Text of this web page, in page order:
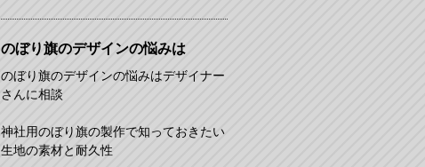
のぼり旗のデザインの悩みは
のぼり旗のデザインの悩みはデザイナー
さんに相談
神社用のぼり旗の製作で知っておきたい
生地の素材と耐久性